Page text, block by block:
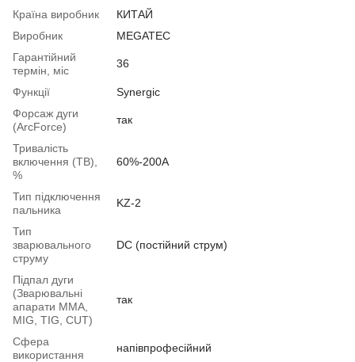
Країна виробник
КИТАЙ
Виробник
MEGATEC
Гарантійний
термін, міс
36
Функції
Synergic
Форсаж дуги
(ArcForce)
так
Тривалість
включення (ТВ),
%
60%-200А
Тип підключення
пальника
KZ-2
Тип
зварювального
струму
DC (постійний струм)
Підпал дуги
(Зварювальні
апарати ММА,
MIG, TIG, CUT)
так
Сфера
використання
напівпрофесійний